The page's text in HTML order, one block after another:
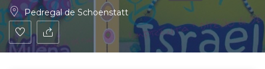
Pedregal de Schoenstatt